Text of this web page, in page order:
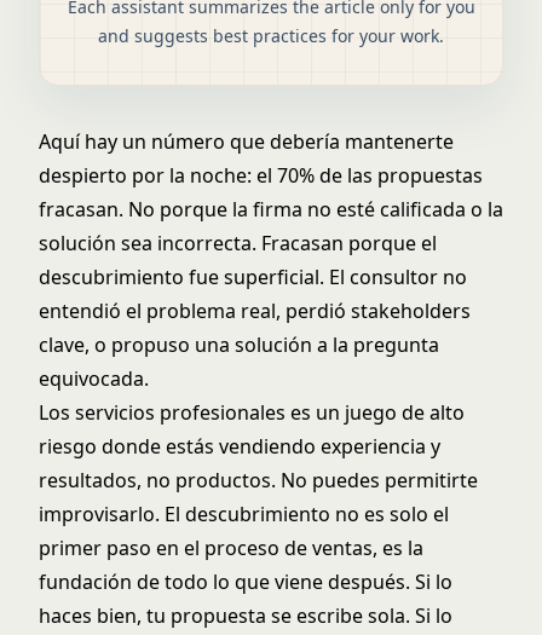
Each assistant summarizes the article only for you
and suggests best practices for your work.
Aquí hay un número que debería mantenerte
despierto por la noche: el 70% de las propuestas
fracasan. No porque la firma no esté calificada o la
solución sea incorrecta. Fracasan porque el
descubrimiento fue superficial. El consultor no
entendió el problema real, perdió stakeholders
clave, o propuso una solución a la pregunta
equivocada.
Los servicios profesionales es un juego de alto
riesgo donde estás vendiendo experiencia y
resultados, no productos. No puedes permitirte
improvisarlo. El descubrimiento no es solo el
primer paso en el proceso de ventas, es la
fundación de todo lo que viene después. Si lo
haces bien, tu propuesta se escribe sola. Si lo